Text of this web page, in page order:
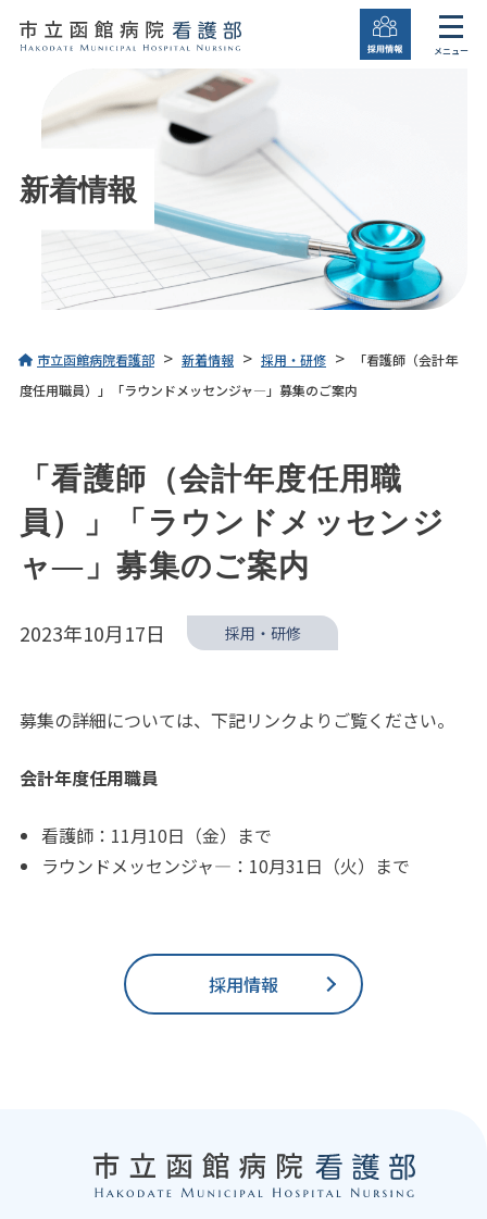
メニュー
新着情報
市立函館病院看護部 > 新着情報 > 採用・研修 >
「看護師（会計年
度任用職員）」「ラウンドメッセンジャ―」募集のご案内
「看護師（会計年度任用職
員）」「ラウンドメッセンジ
ャ―」募集のご案内
2023年10月17日 採用・研修
募集の詳細については、下記リンクよりご覧ください。
会計年度任用職員
看護師：11月10日（金）まで
ラウンドメッセンジャ―：10月31日（火）まで
採用情報